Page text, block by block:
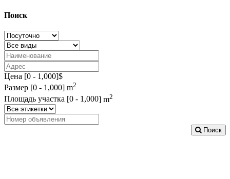
Поиск
Цена [0 - 1,000]$
Размер [0 - 1,000] m2
Площадь участка [0 - 1,000] m2
Поиск